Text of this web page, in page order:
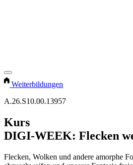
Weiterbildungen
A.26.S10.00.13957
Kurs
DIGI-WEEK: Flecken
Flecken, Wolken und andere amorphe